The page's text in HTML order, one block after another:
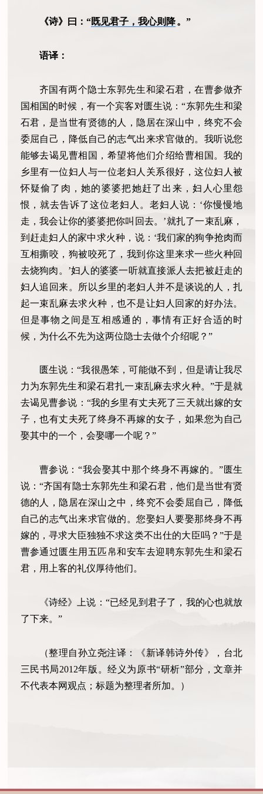
《诗》曰：“既见君子，我心则降 。”
语译：
齐国有两个隐士东郭先生和梁石君，在曹参做齐
国相国的时候，有一个宾客对匮生说：“东郭先生和梁
石君，是当世有贤德的人，隐居在深山中，终究不会
委屈自己，降低自己的志气出来求官做的。我听说您
能够去谒见曹相国，希望将他们介绍给曹相国。我的
乡里有一位妇人与一位老妇人关系很好，这位妇人被
怀疑偷了肉，她的婆婆把她赶了出来，妇人心里怨
恨，就去告诉了这位老妇人。老妇人说：‘你慢慢地
走，我会让你的婆婆把你叫回去。’就扎了一束乱麻，
到赶走妇人的家中求火种，说：‘我们家的狗争抢肉而
互相撕咬，狗被咬死了，我到你这里来求一些火种回
去烧狗肉。’妇人的婆婆一听就直接派人去把被赶走的
妇人追回来。所以乡里的老妇人并不是谈说的人，扎
起一束乱麻去求火种，也不是让妇人回家的好办法。
但是事物之间是互相感通的，事情有正好合适的时
候，为什么不先为这两位隐士去做个介绍呢？”
匮生说：“我很愚笨，可能做不到，但是请让我尽
力为东郭先生和梁石君扎一束乱麻去求火种。”于是就
去谒见曹参说：“我的乡里有丈夫死了三天就出嫁的女
子，也有丈夫死了终身不再嫁的女子，如果您为自己
娶其中的一个，会娶哪一个呢？”
曹参说：“我会娶其中那个终身不再嫁的。”匮生
说：“齐国有隐士东郭先生和梁石君，他们是当世有贤
德的人，隐居在深山之中，终究不会委屈自己，降低
自己的志气出来求官做的。您娶妇人要娶那终身不再
嫁的，寻求大臣独独不求这类不出仕的大臣吗？”于是
曹参通过匮生用五匹帛和安车去迎聘东郭先生和梁石
君，用上客的礼仪厚待他们。
《诗经》上说：“已经见到君子了，我的心也就放
了下来。”
（整理自孙立尧注译：《新译韩诗外传》，台北
三民书局2012年版。经义为原书“研析”部分，文章并
不代表本网观点；标题为整理者所加。）